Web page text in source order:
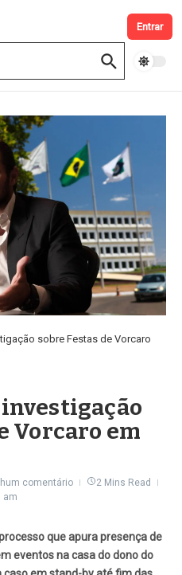
Entrar
sobre Festas de Vorcaro
investigação
Vorcaro em
comentário
2 Mins Read
am
que apura presença de
eventos na casa do dono do